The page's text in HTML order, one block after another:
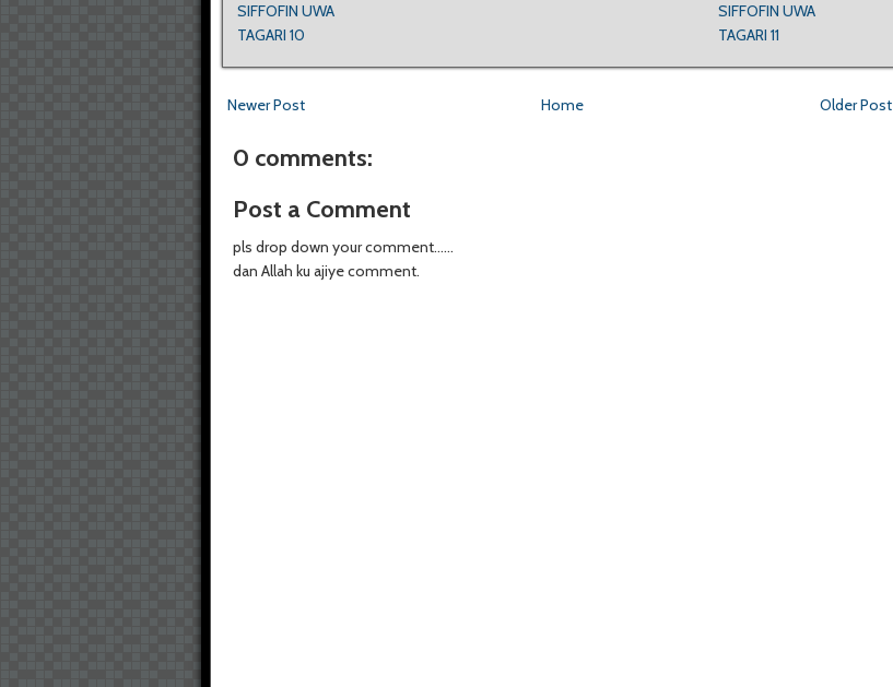
SIFFOFIN UWA
TAGARI 10
SIFFOFIN UWA
TAGARI 11
Newer Post Older Post
Home
0 comments:
Post a Comment
pls drop down your comment......
dan Allah ku ajiye comment.